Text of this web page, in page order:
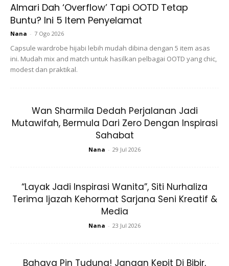
Almari Dah ‘Overflow’ Tapi OOTD Tetap
Buntu? Ini 5 Item Penyelamat
Nana - 7 Ogo 2026
Capsule wardrobe hijabi lebih mudah dibina dengan 5 item asas
ini. Mudah mix and match untuk hasilkan pelbagai OOTD yang chic,
modest dan praktikal.
Wan Sharmila Dedah Perjalanan Jadi
Mutawifah, Bermula Dari Zero Dengan Inspirasi
Sahabat
Nana - 29 Jul 2026
“Layak Jadi Inspirasi Wanita”, Siti Nurhaliza
Terima Ijazah Kehormat Sarjana Seni Kreatif &
Media
Nana - 23 Jul 2026
Bahaya Pin Tudung! Jangan Kepit Di Bibir,